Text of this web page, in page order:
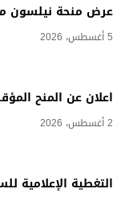
36-2026
مدير الجامعة